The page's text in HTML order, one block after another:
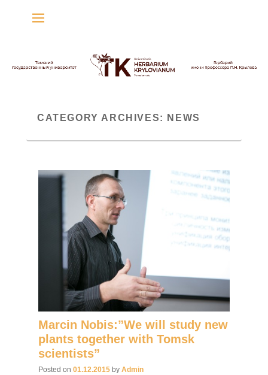
CATEGORY ARCHIVES: NEWS
Marcin Nobis:”We will study new
plants together with Tomsk
scientists”
Posted on 01.12.2015 by Admin